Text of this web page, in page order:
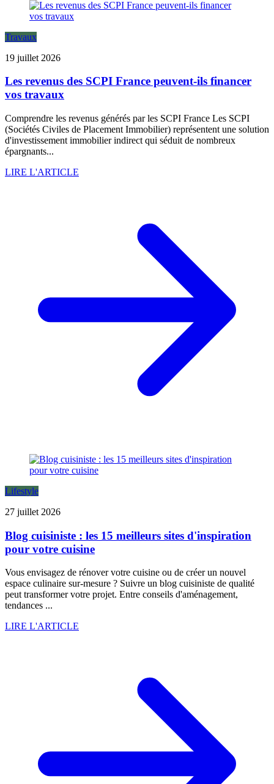
Travaux
19 juillet 2026
Les revenus des SCPI France peuvent-ils financer
vos travaux
Comprendre les revenus générés par les SCPI France Les SCPI
(Sociétés Civiles de Placement Immobilier) représentent une solution
d'investissement immobilier indirect qui séduit de nombreux
épargnants...
LIRE L'ARTICLE
Lifestyle
27 juillet 2026
Blog cuisiniste : les 15 meilleurs sites d'inspiration
pour votre cuisine
Vous envisagez de rénover votre cuisine ou de créer un nouvel
espace culinaire sur-mesure ? Suivre un blog cuisiniste de qualité
peut transformer votre projet. Entre conseils d'aménagement,
tendances ...
LIRE L'ARTICLE